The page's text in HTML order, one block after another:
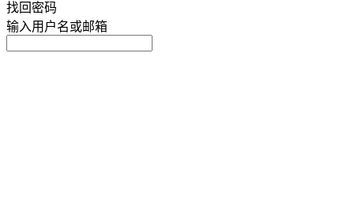
找回密码
输入用户名或邮箱